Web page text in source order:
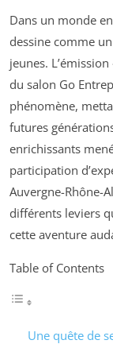
Dans un monde
dessine comme
jeunes.
du salon Go
phénomène,
futures
enrichissants
participation
Auvergne-Rhône-
différents leviers
cette aventure
Table of Contents
Une quête de